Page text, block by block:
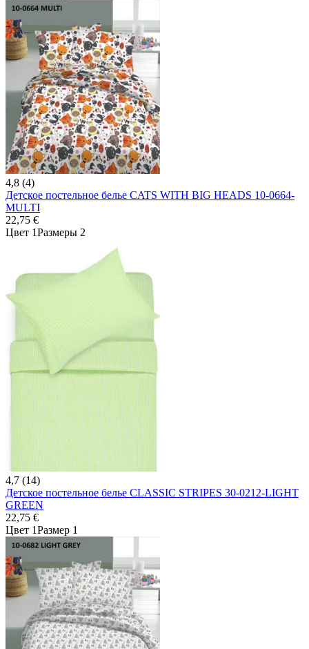
4,8 (4)
Детское постельное белье CATS WITH BIG HEADS 10-0664-
MULTI
22,75 €
Цвет 1Размеры 2
4,7 (14)
Детское постельное белье CLASSIC STRIPES 30-0212-LIGHT
GREEN
22,75 €
Цвет 1Размер 1